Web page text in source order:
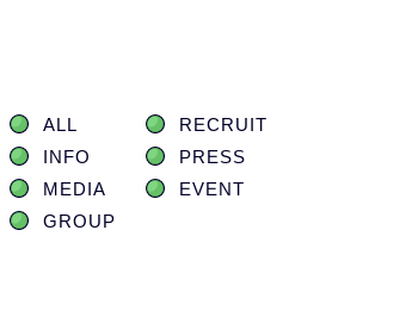
ALL
RECRUIT
INFO
PRESS
MEDIA
EVENT
GROUP